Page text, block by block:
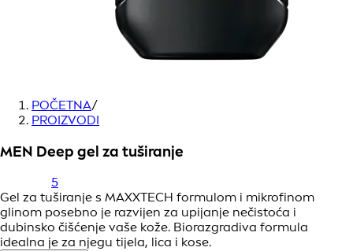
POČETNA/
PROIZVODI
MEN Deep gel za tuširanje
5
Gel za tuširanje s MAXXTECH formulom i mikrofinom
glinom posebno je razvijen za upijanje nečistoća i
dubinsko čišćenje vaše kože. Biorazgradiva formula
idealna je za njegu tijela, lica i kose.